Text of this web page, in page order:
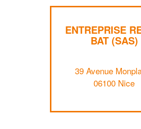
ENTREPRISE
BAT (SAS)
39 Avenue
06100 Nice